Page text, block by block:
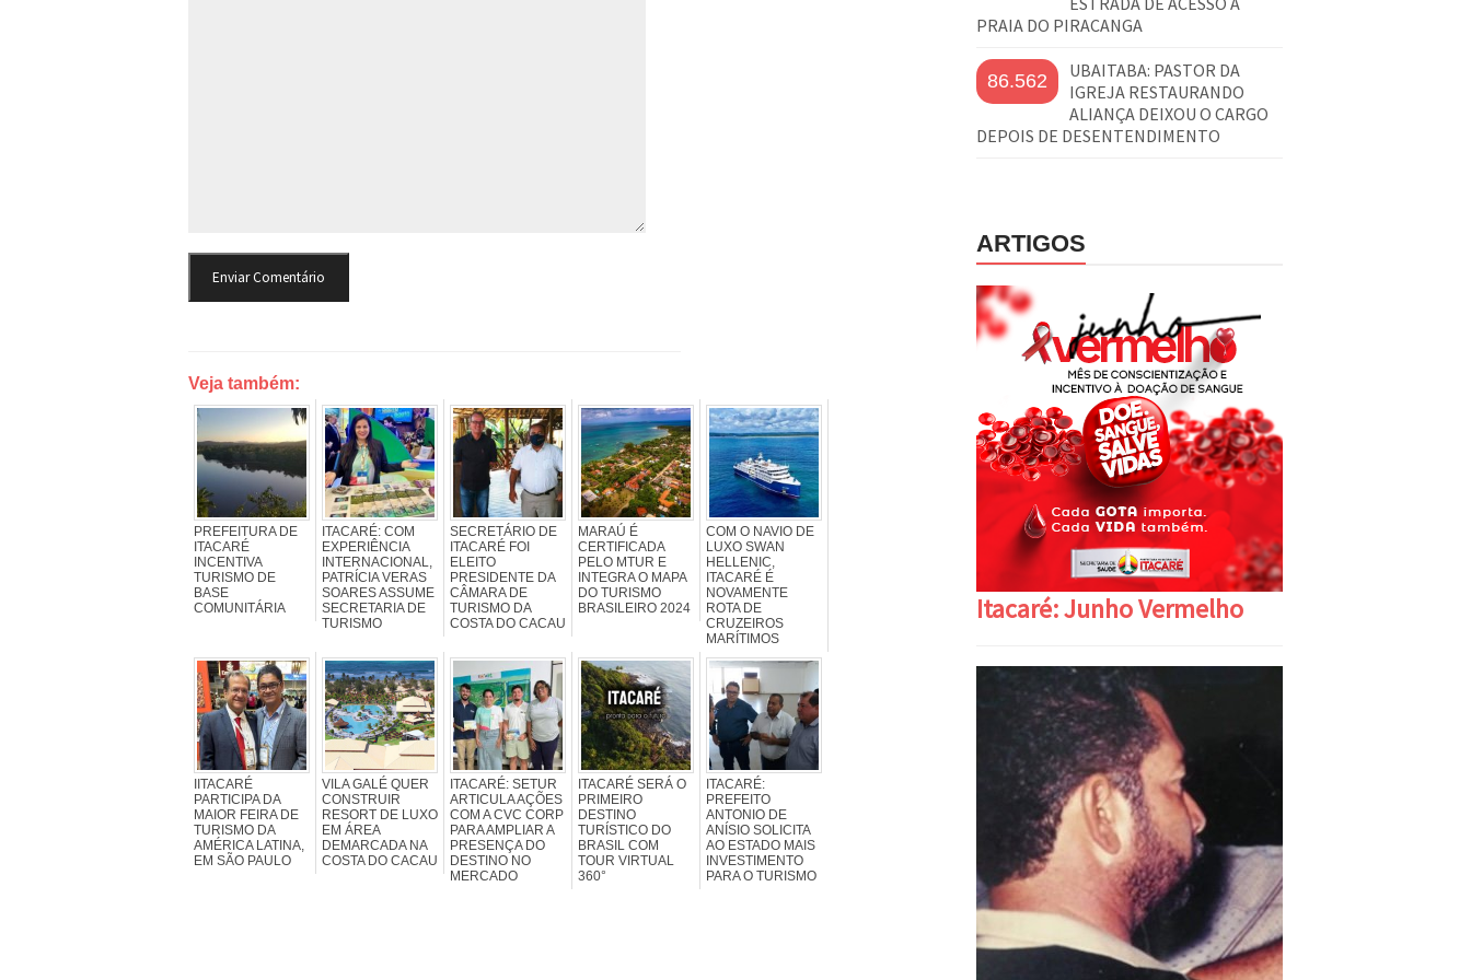
Veja também:
PREFEITURA DE
ITACARÉ
INCENTIVA
TURISMO DE
BASE
COMUNITÁRIA
ITACARÉ: COM
EXPERIÊNCIA
INTERNACIONAL,
PATRÍCIA VERAS
SOARES ASSUME
SECRETARIA DE
TURISMO
SECRETÁRIO DE
ITACARÉ FOI
ELEITO
PRESIDENTE DA
CÂMARA DE
TURISMO DA
COSTA DO CACAU
MARAÚ É
CERTIFICADA
PELO MTUR E
INTEGRA O MAPA
DO TURISMO
BRASILEIRO 2024
COM O NAVIO DE
LUXO SWAN
HELLENIC,
ITACARÉ É
NOVAMENTE
ROTA DE
CRUZEIROS
MARÍTIMOS
IITACARÉ
PARTICIPA DA
MAIOR FEIRA DE
TURISMO DA
AMÉRICA LATINA,
EM SÃO PAULO
VILA GALÉ QUER
CONSTRUIR
RESORT DE LUXO
EM ÁREA
DEMARCADA NA
COSTA DO CACAU
ITACARÉ: SETUR
ARTICULA AÇÕES
COM A CVC CORP
PARA AMPLIAR A
PRESENÇA DO
DESTINO NO
MERCADO
ITACARÉ SERÁ O
PRIMEIRO
DESTINO
TURÍSTICO DO
BRASIL COM
TOUR VIRTUAL
360°
ITACARÉ:
PREFEITO
ANTONIO DE
ANÍSIO SOLICITA
AO ESTADO MAIS
INVESTIMENTO
PARA O TURISMO
PRAIA DO PIRACANGA
86.562
UBAITABA: PASTOR DA
IGREJA RESTAURANDO
ALIANÇA DEIXOU O CARGO
DEPOIS DE DESENTENDIMENTO
ARTIGOS
Itacaré: Junho Vermelho